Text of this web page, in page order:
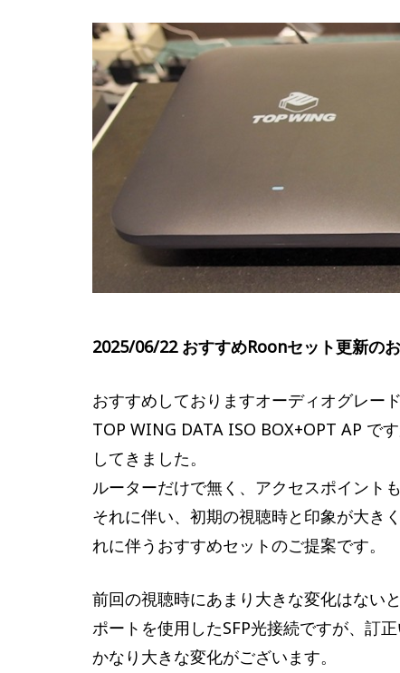
2025/06/22 おすすめRoonセット更新のお
おすすめしておりますオーディオグレー
TOP WING DATA ISO BOX+OPT AP で
してきました。
ルーターだけで無く、アクセスポイント
それに伴い、初期の視聴時と印象が大き
れに伴うおすすめセットのご提案です。
前回の視聴時にあまり大きな変化はない
ポートを使用したSFP光接続ですが、訂正
かなり大きな変化がございます。